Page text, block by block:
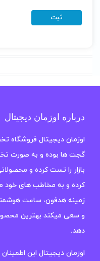
درباره اوزمان دیجیتال
اوزمان دیجیتال فروشگاه
گجت ها بوده و به صورت
بازار را تست کرده و
کرده و به مخاطب های خود
زمینه هدفون، ساعت هوشمند
و سعی میکند بهترین
دهد.
اوزمان دیجیتال این